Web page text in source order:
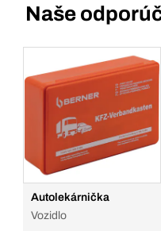
Naše
Autolekárnička
Vozidlo